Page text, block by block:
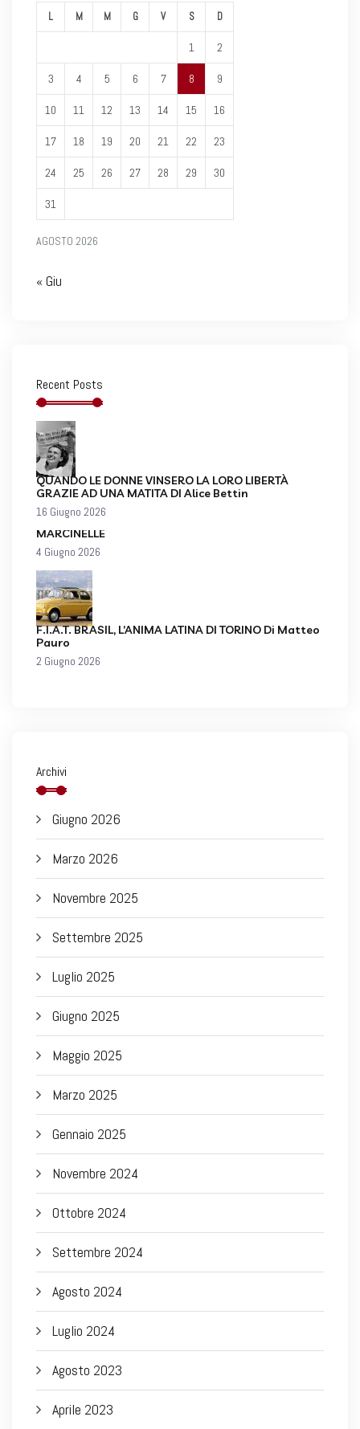
AGOSTO 2026
L M M G V S D
1 2
3 4 5 6 7 8 9
10 11 12 13 14 15 16
17 18 19 20 21 22 23
24 25 26 27 28 29 30
31
« Giu
Recent Posts
QUANDO LE DONNE VINSERO LA LORO LIBERTÀ
GRAZIE AD UNA MATITA DI Alice Bettin
16 Giugno 2026
MARCINELLE
4 Giugno 2026
F.I.A.T. BRASIL, L’ANIMA LATINA DI TORINO Di Matteo
Pauro
2 Giugno 2026
Archivi
Giugno 2026
Marzo 2026
Novembre 2025
Settembre 2025
Luglio 2025
Giugno 2025
Maggio 2025
Marzo 2025
Gennaio 2025
Novembre 2024
Ottobre 2024
Settembre 2024
Agosto 2024
Luglio 2024
Agosto 2023
Aprile 2023